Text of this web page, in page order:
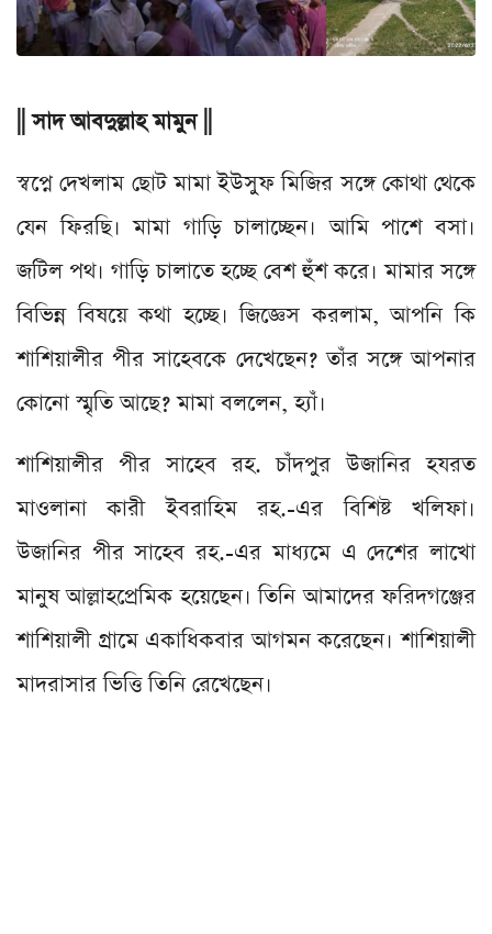
|| সাদ আবদুল্লাহ মামুন ||
স্বপ্নে দেখলাম ছোট মামা ইউসুফ মিজির সঙ্গে কোথা থেকে
যেন ফিরছি। মামা গাড়ি চালাচ্ছেন। আমি পাশে বসা।
জটিল পথ। গাড়ি চালাতে হচ্ছে বেশ হুঁশ করে। মামার সঙ্গে
বিভিন্ন বিষয়ে কথা হচ্ছে। জিজ্ঞেস করলাম, আপনি কি
শাশিয়ালীর পীর সাহেবকে দেখেছেন? তাঁর সঙ্গে আপনার
কোনো স্মৃতি আছে? মামা বললেন, হ্যাঁ।
শাশিয়ালীর পীর সাহেব রহ. চাঁদপুর উজানির হযরত
মাওলানা কারী ইবরাহিম রহ.-এর বিশিষ্ট খলিফা।
উজানির পীর সাহেব রহ.-এর মাধ্যমে এ দেশের লাখো
মানুষ আল্লাহপ্রেমিক হয়েছেন। তিনি আমাদের ফরিদগঞ্জের
শাশিয়ালী গ্রামে একাধিকবার আগমন করেছেন। শাশিয়ালী
মাদরাসার ভিত্তি তিনি রেখেছেন।